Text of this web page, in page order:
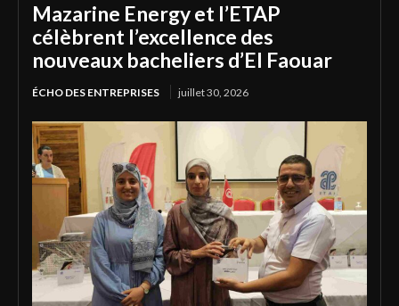
Mazarine Energy et l’ETAP
célèbrent l’excellence des
nouveaux bacheliers d’El Faouar
ÉCHO DES ENTREPRISES juillet 30, 2026